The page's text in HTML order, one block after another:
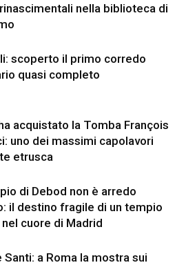
nella biblioteca di
scoperto il primo corredo
quasi completo
acquistato la Tomba François
uno dei massimi capolavori
etrusca
di Debod non è arredo
il destino fragile di un tempio
cuore di Madrid
Santi: a Roma la mostra sui